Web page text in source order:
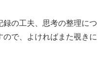
の工夫、思考の整理につ
で、よければまた覗きに